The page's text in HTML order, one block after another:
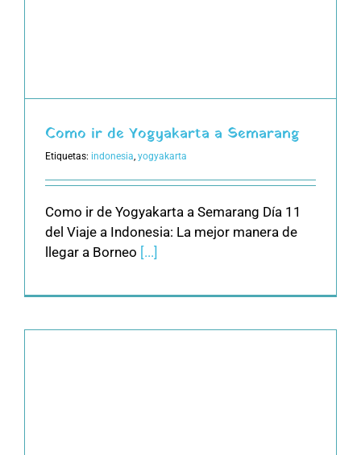
Como ir de Yogyakarta a Semarang
Etiquetas: indonesia, yogyakarta
Como ir de Yogyakarta a Semarang Día 11
del Viaje a Indonesia: La mejor manera de
llegar a Borneo [...]